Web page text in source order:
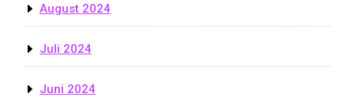
August 2024
Juli 2024
Juni 2024